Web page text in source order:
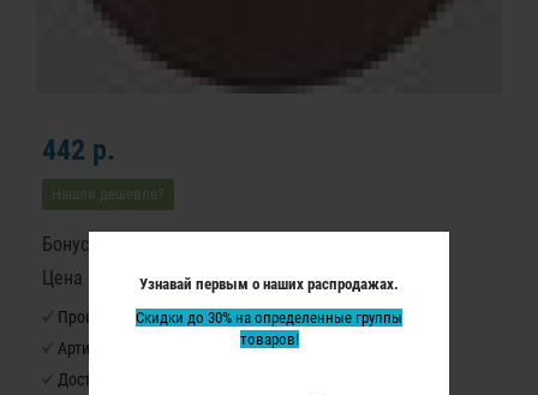
Узнавай первым о наших распродажах.
Скидки до 30% на определенные группы
товаров!
442 р.
Нашли дешевле?
Бонусные баллы: 6
Цена в бонусных баллах: 370
Производитель: Virutex
Артикул:
Доступность: